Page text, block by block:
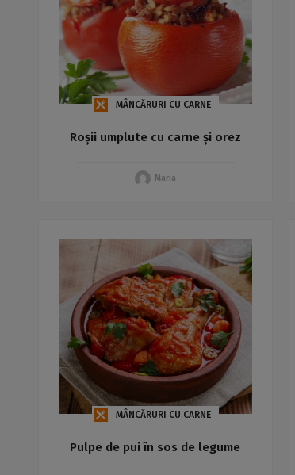
MÂNCĂRURI CU CARNE
Roșii umplute cu carne și orez
Maria
MÂNCĂRURI CU CARNE
Pulpe de pui în sos de legume